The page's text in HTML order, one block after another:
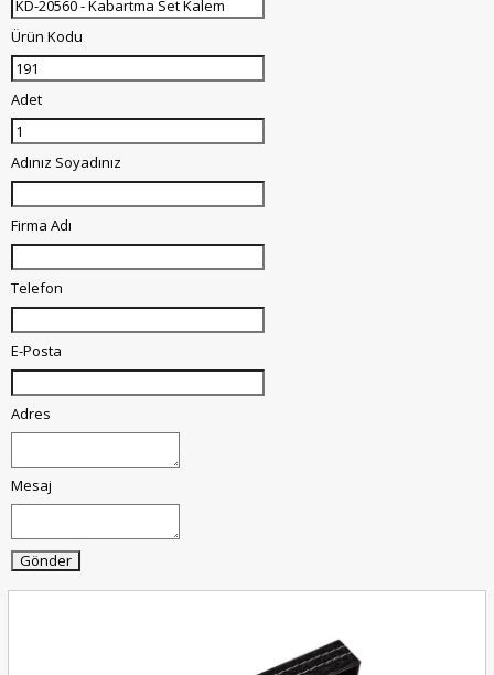
Ürün Kodu
Adet
Adınız Soyadınız
Firma Adı
Telefon
E-Posta
Adres
Mesaj